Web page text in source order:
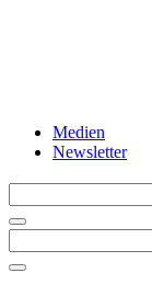
Medien
Newsletter